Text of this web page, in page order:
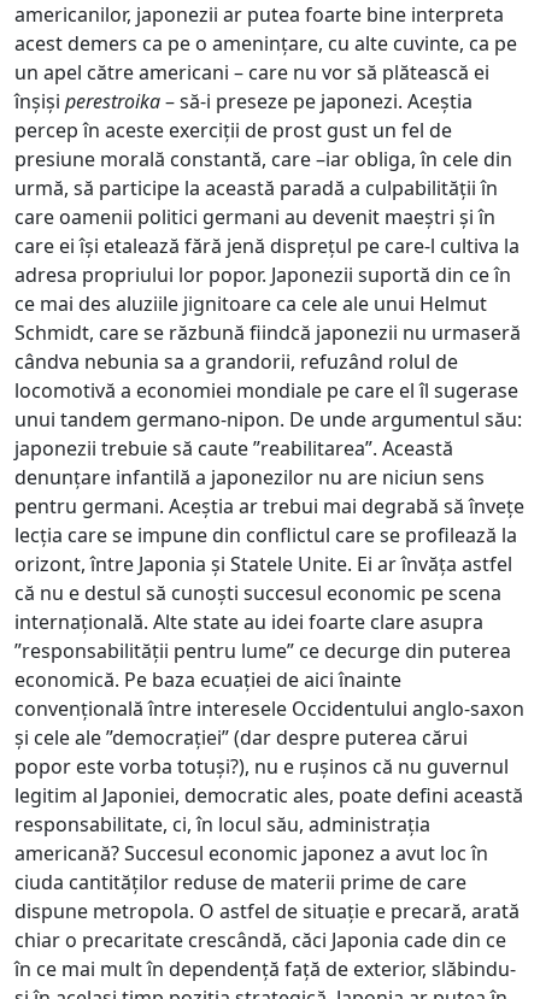
americanilor, japonezii ar putea foarte bine interpreta
acest demers ca pe o amenințare, cu alte cuvinte, ca pe
un apel către americani – care nu vor să plătească ei
înșiși perestroika– să-i preseze pe japonezi. Aceștia
percep în aceste exerciții de prost gust un fel de
presiune morală constantă, care –iar obliga, în cele din
urmă, să participe la această paradă a culpabilității în
care oamenii politici germani au devenit maeștri și în
care ei își etalează fără jenă disprețul pe care-l cultiva la
adresa propriului lor popor. Japonezii suportă din ce în
ce mai des aluziile jignitoare ca cele ale unui Helmut
Schmidt, care se răzbună fiindcă japonezii nu urmaseră
cândva nebunia sa a grandorii, refuzând rolul de
locomotivă a economiei mondiale pe care el îl sugerase
unui tandem germano-nipon. De unde argumentul său:
japonezii trebuie să caute ”reabilitarea”. Această
denunțare infantilă a japonezilor nu are niciun sens
pentru germani. Aceștia ar trebui mai degrabă să învețe
lecția care se impune din conflictul care se profilează la
orizont, între Japonia și Statele Unite. Ei ar învăța astfel
că nu e destul să cunoști succesul economic pe scena
internațională. Alte state au idei foarte clare asupra
”responsabilității pentru lume” ce decurge din puterea
economică. Pe baza ecuației de aici înainte
convențională între interesele Occidentului anglo-saxon
și cele ale ”democrației” (dar despre puterea cărui
popor este vorba totuși?), nu e rușinos că nu guvernul
legitim al Japoniei, democratic ales, poate defini această
responsabilitate, ci, în locul său, administrația
americană? Succesul economic japonez a avut loc în
ciuda cantităților reduse de materii prime de care
dispune metropola. O astfel de situație e precară, arată
chiar o precaritate crescândă, căci Japonia cade din ce
în ce mai mult în dependență față de exterior, slăbindu-